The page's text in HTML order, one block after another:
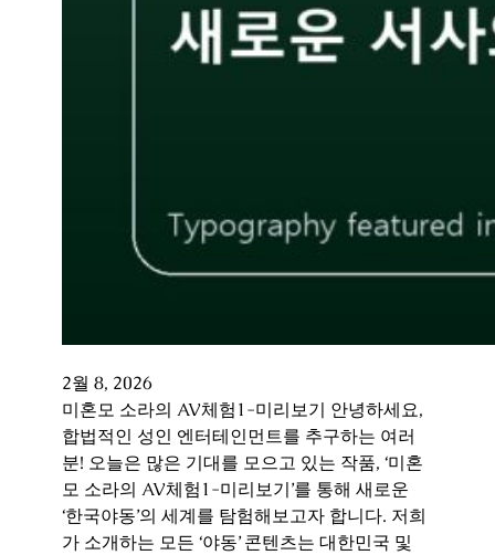
2월 8, 2026
미혼모 소라의 AV체험1-미리보기 안녕하세요,
합법적인 성인 엔터테인먼트를 추구하는 여러
분! 오늘은 많은 기대를 모으고 있는 작품, ‘미혼
모 소라의 AV체험1-미리보기’를 통해 새로운
‘한국야동’의 세계를 탐험해보고자 합니다. 저희
가 소개하는 모든 ‘야동’ 콘텐츠는 대한민국 및